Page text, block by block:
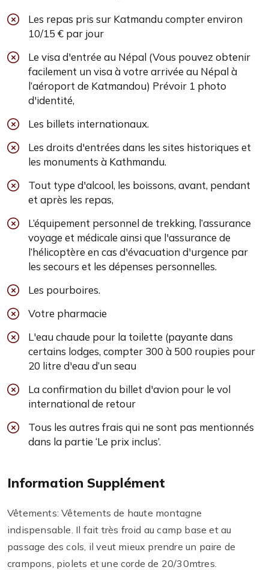
Les repas pris sur Katmandu compter environ
10/15 € par jour
Le visa d'entrée au Népal (Vous pouvez obtenir
facilement un visa à votre arrivée au Népal à
l’aéroport de Katmandou) Prévoir 1 photo
d'identité,
Les billets internationaux.
Les droits d'entrées dans les sites historiques et
les monuments à Kathmandu.
Tout type d'alcool, les boissons, avant, pendant
et après les repas,
L’équipement personnel de trekking, l’assurance
voyage et médicale ainsi que l'assurance de
l’hélicoptère en cas d'évacuation d'urgence par
les secours et les dépenses personnelles.
Les pourboires.
Votre pharmacie
L'eau chaude pour la toilette (payante dans
certains lodges, compter 300 à 500 roupies pour
20 litre d'eau d’un seau
La confirmation du billet d'avion pour le vol
international de retour
Tous les autres frais qui ne sont pas mentionnés
dans la partie ‘Le prix inclus’.
Information Supplément
Vêtements: Vêtements de haute montagne
indispensable. Il fait très froid au camp base et au
passage des cols, il veut mieux prendre un paire de
crampons, piolets et une corde de 20/30mtres.